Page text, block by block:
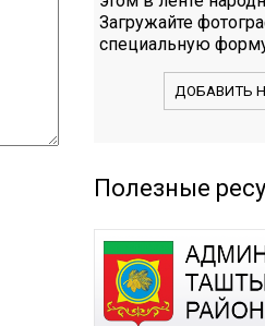
Загружайте
специальную
ДОБАВИТЬ
Полезные